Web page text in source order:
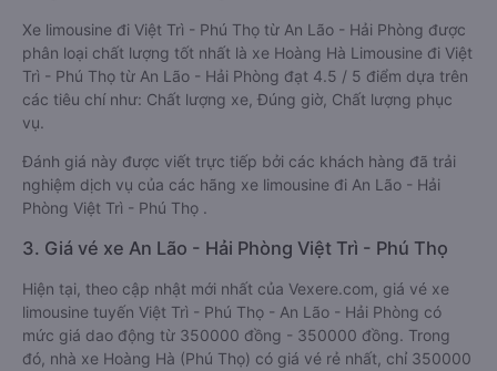
Xe limousine đi Việt Trì - Phú Thọ từ An Lão - Hải Phòng được
phân loại chất lượng tốt nhất là xe Hoàng Hà Limousine đi Việt
Trì - Phú Thọ từ An Lão - Hải Phòng đạt 4.5 / 5 điểm dựa trên
các tiêu chí như: Chất lượng xe, Đúng giờ, Chất lượng phục
vụ.
Đánh giá này được viết trực tiếp bởi các khách hàng đã trải
nghiệm dịch vụ của các hãng xe limousine đi An Lão - Hải
Phòng Việt Trì - Phú Thọ .
3. Giá vé xe An Lão - Hải Phòng Việt Trì - Phú Thọ
Hiện tại, theo cập nhật mới nhất của Vexere.com, giá vé xe
limousine tuyến Việt Trì - Phú Thọ - An Lão - Hải Phòng có
mức giá dao động từ 350000 đồng - 350000 đồng. Trong
đó, nhà xe Hoàng Hà (Phú Thọ) có giá vé rẻ nhất, chỉ 350000